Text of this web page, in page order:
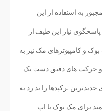
به استفاده از این
پاسخگوی نیاز این طیف از
و کامپیوترهای مک نیز به
و حرکت های دقیق دست یک
ترکپدها را ندارد به
برای مک بوک با اپ